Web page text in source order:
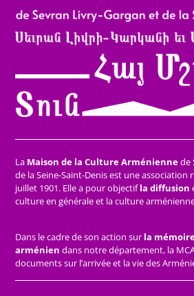
La Maison de la Culture Arméniennede
de la Seine-Saint-Denis est une association
juillet 1901. Elle a pour objectifla diffusion
culture en générale et la culture
Dans le cadre de son action sur la
arménien dans notre département, la
documents sur l’arrivée et la vie des